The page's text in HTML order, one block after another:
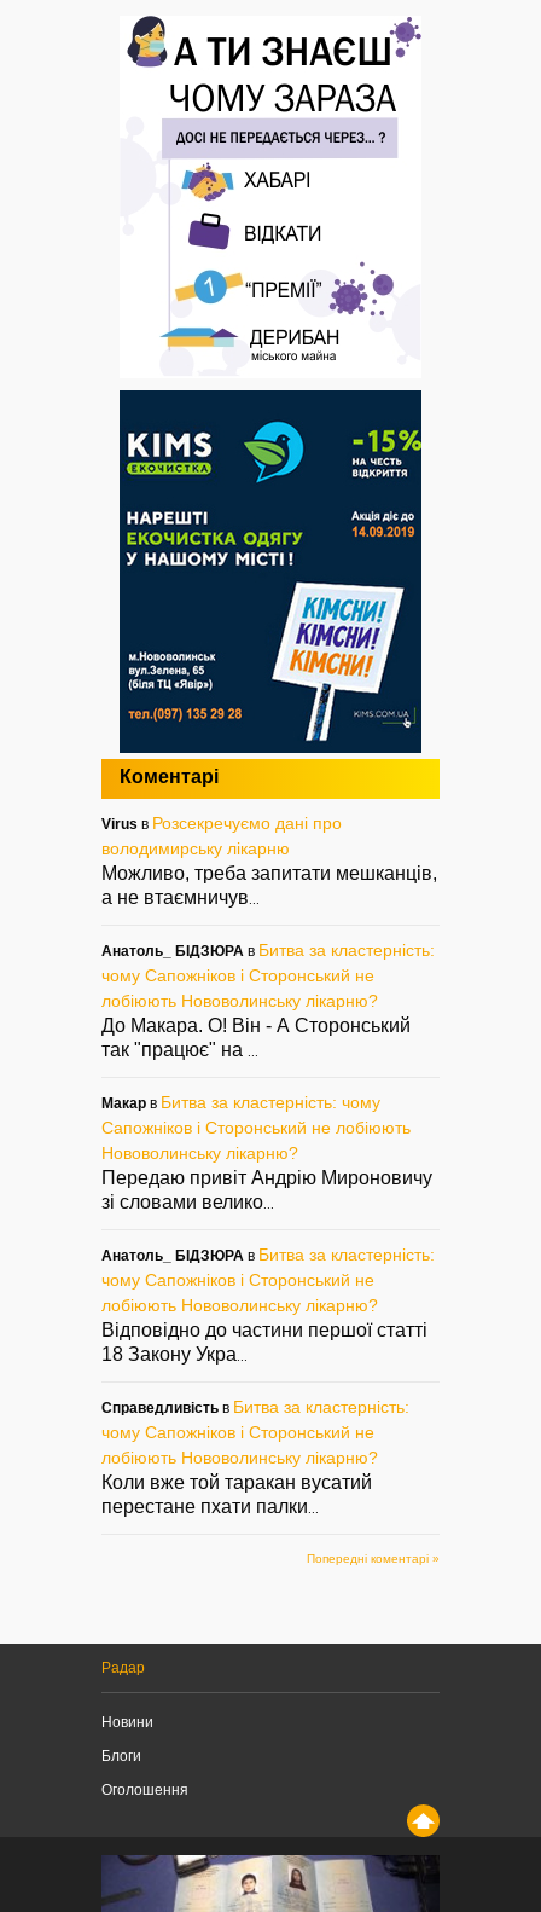
Коментарі
Virus в Розсекречуємо дані про
володимирську лікарню
Можливо, треба запитати мешканців,
а не втаємничув
Анатоль_ БІДЗЮРА в Битва за кластерність:
чому Сапожніков і Сторонський не
лобіюють Нововолинську лікарню?
До Макара. О! Він - А Сторонський
так "працює" на
Макар в Битва за кластерність: чому
Сапожніков і Сторонський не лобіюють
Нововолинську лікарню?
Передаю привіт Андрію Мироновичу
зі словами велико
Анатоль_ БІДЗЮРА в Битва за кластерність:
чому Сапожніков і Сторонський не
лобіюють Нововолинську лікарню?
Відповідно до частини першої статті
18 Закону Укра
Справедливість в Битва за кластерність:
чому Сапожніков і Сторонський не
лобіюють Нововолинську лікарню?
Коли вже той таракан вусатий
перестане пхати палки
Попередні коментарі »
Радар
Новини
Блоги
Оголошення